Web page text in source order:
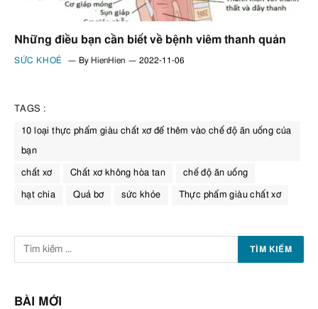
Những điều bạn cần biết về bệnh viêm thanh quản
SỨC KHOẺ By HienHien 2022-11-06
TAGS :
10 loại thực phẩm giàu chất xơ để thêm vào chế độ ăn uống của
bạn
chất xơ Chất xơ không hòa tan chế độ ăn uống
hạt chia Quả bơ sức khỏe Thực phẩm giàu chất xơ
BÀI MỚI